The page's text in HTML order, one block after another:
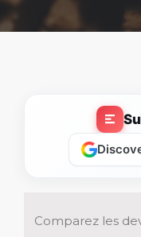
Comparez les